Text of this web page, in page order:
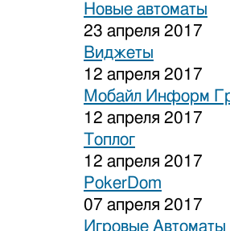
Новые автоматы
23 апреля 2017
Виджеты
12 апреля 2017
Мобайл Информ
12 апреля 2017
Топлог
12 апреля 2017
PokerDom
07 апреля 2017
Игровые Автоматы